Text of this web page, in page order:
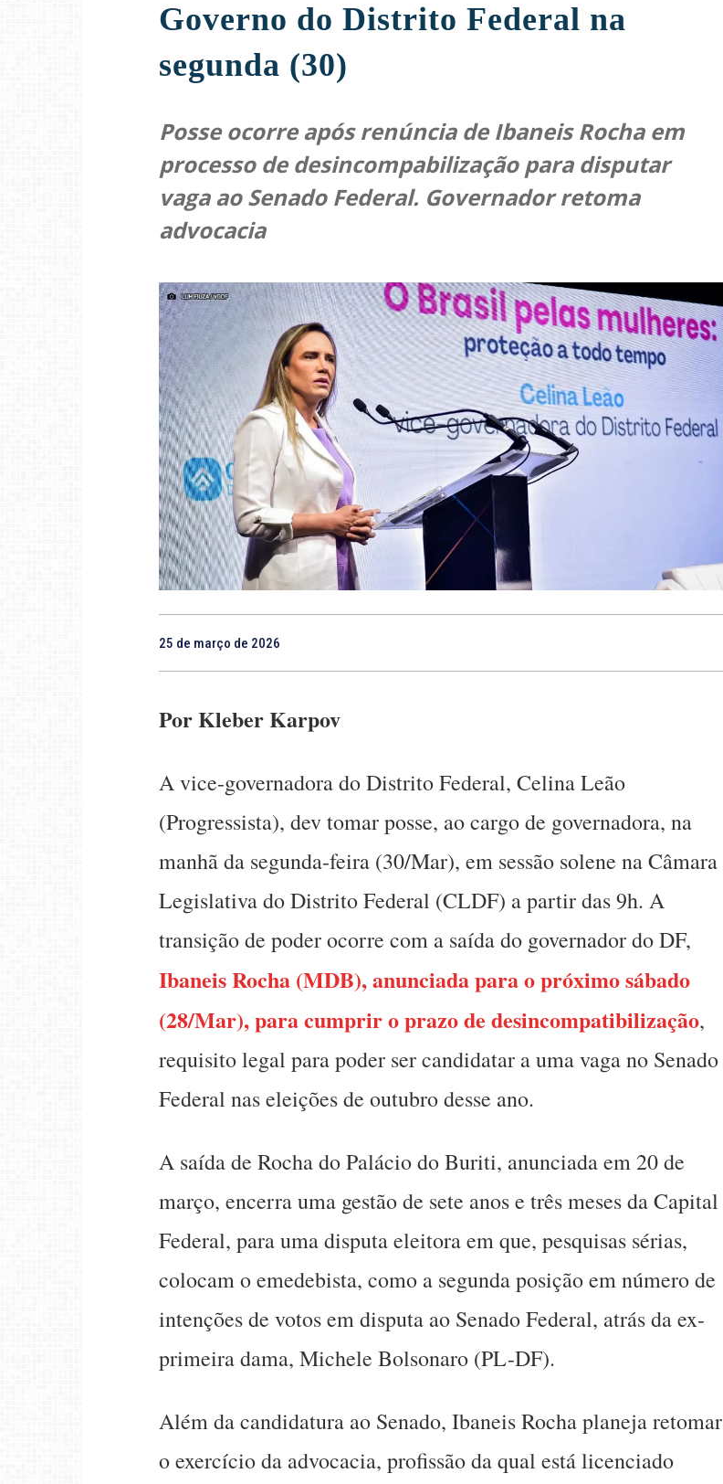
Governo do Distrito Federal na
segunda (30)
Posse ocorre após renúncia de Ibaneis Rocha em
processo de desincompabilização para disputar
vaga ao Senado Federal. Governador retoma
advocacia
25 de março de 2026
Por Kleber Karpov
A vice-governadora do Distrito Federal, Celina Leão
(Progressista), dev tomar posse, ao cargo de governadora, na
manhã da segunda-feira (30/Mar), em sessão solene na Câmara
Legislativa do Distrito Federal (CLDF) a partir das 9h. A
transição de poder ocorre com a saída do governador do DF,
Ibaneis Rocha (MDB), anunciada para o próximo sábado
(28/Mar), para cumprir o prazo de desincompatibilização,
requisito legal para poder ser candidatar a uma vaga no Senado
Federal nas eleições de outubro desse ano.
A saída de Rocha do Palácio do Buriti, anunciada em 20 de
março, encerra uma gestão de sete anos e três meses da Capital
Federal, para uma disputa eleitora em que, pesquisas sérias,
colocam o emedebista, como a segunda posição em número de
intenções de votos em disputa ao Senado Federal, atrás da ex-
primeira dama, Michele Bolsonaro (PL-DF).
Além da candidatura ao Senado, Ibaneis Rocha planeja retomar
o exercício da advocacia, profissão da qual está licenciado